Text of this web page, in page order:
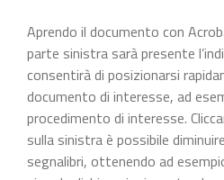
Aprendo il documento con
parte sinistra sarà presente
consentirà di posizionarsi
documento di interesse, ad
procedimento di interesse.
sulla sinistra è possibile
segnalibri, ottenendo ad